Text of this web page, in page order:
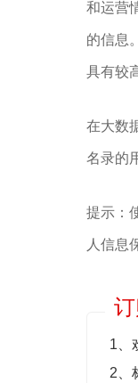
和运营
的信息
具有较
在大数
名录的
提示：
人信息
1、
2、